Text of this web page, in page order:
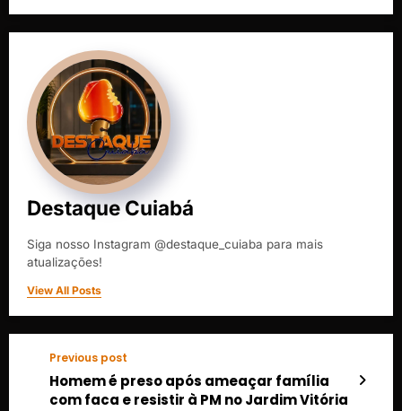
Destaque Cuiabá
Siga nosso Instagram @destaque_cuiaba para mais
atualizações!
View All Posts
Previous post
Homem é preso após ameaçar família
com faca e resistir à PM no Jardim Vitória